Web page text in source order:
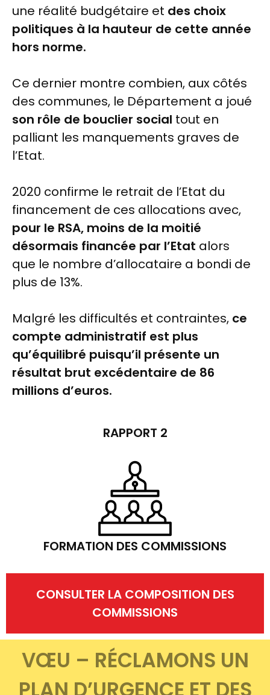
une réalité budgétaire et des choix
politiques à la hauteur de cette année
hors norme.
Ce dernier montre combien, aux côtés
des communes, le Département a joué
son rôle de bouclier social tout en
palliant les manquements graves de
l’Etat.
2020 confirme le retrait de l’Etat du
financement de ces allocations avec,
pour le RSA, moins de la moitié
désormais financée par l’Etat alors
que le nombre d’allocataire a bondi de
plus de 13%.
Malgré les difficultés et contraintes, ce
compte administratif est plus
qu’équilibré puisqu’il présente un
résultat brut excédentaire de 86
millions d’euros.
RAPPORT 2
FORMATION DES COMMISSIONS
CONSULTER LA COMPOSITION DES
COMMISSIONS
VŒU – RÉCLAMONS UN